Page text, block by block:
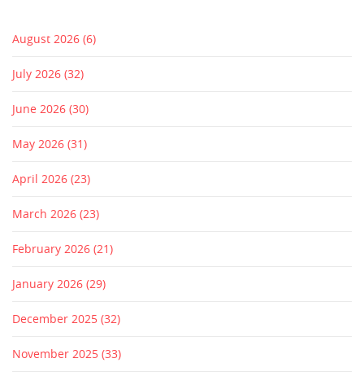
August 2026 (6)
July 2026 (32)
June 2026 (30)
May 2026 (31)
April 2026 (23)
March 2026 (23)
February 2026 (21)
January 2026 (29)
December 2025 (32)
November 2025 (33)